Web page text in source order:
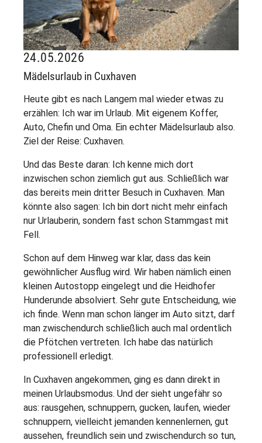
24.05.2026
Mädelsurlaub in Cuxhaven
Heute gibt es nach Langem mal wieder etwas zu
erzählen: Ich war im Urlaub. Mit eigenem Koffer,
Auto, Chefin und Oma. Ein echter Mädelsurlaub also.
Ziel der Reise: Cuxhaven.
Und das Beste daran: Ich kenne mich dort
inzwischen schon ziemlich gut aus. Schließlich war
das bereits mein dritter Besuch in Cuxhaven. Man
könnte also sagen: Ich bin dort nicht mehr einfach
nur Urlauberin, sondern fast schon Stammgast mit
Fell.
Schon auf dem Hinweg war klar, dass das kein
gewöhnlicher Ausflug wird. Wir haben nämlich einen
kleinen Autostopp eingelegt und die Heidhofer
Hunderunde absolviert. Sehr gute Entscheidung, wie
ich finde. Wenn man schon länger im Auto sitzt, darf
man zwischendurch schließlich auch mal ordentlich
die Pfötchen vertreten. Ich habe das natürlich
professionell erledigt.
In Cuxhaven angekommen, ging es dann direkt in
meinen Urlaubsmodus. Und der sieht ungefähr so
aus: rausgehen, schnuppern, gucken, laufen, wieder
schnuppern, vielleicht jemanden kennenlernen, gut
aussehen, freundlich sein und zwischendurch so tun,